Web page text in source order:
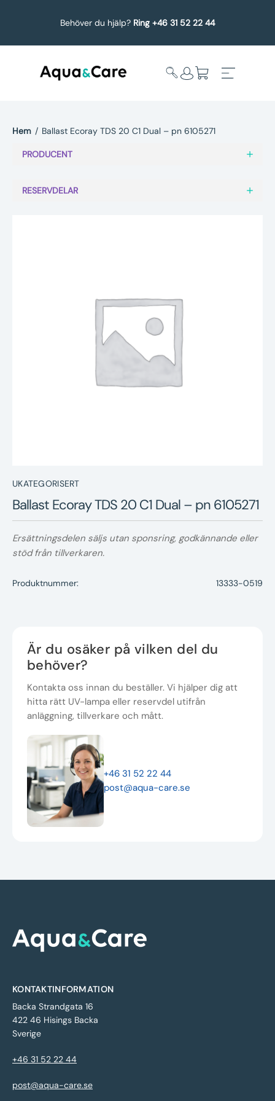
Behöver du hjälp? Ring +46 31 52 22 44
undermeny
Underhållstips
Kontakt
Hem / Ballast Ecoray TDS 20 C1 Dual – pn 6105271
PRODUCENT
RESERVDELAR
UKATEGORISERT
Ballast Ecoray TDS 20 C1 Dual – pn 6105271
Ersättningsdelen säljs utan sponsring, godkännande eller
stöd från tillverkaren.
Produktnummer: 13333-0519
Är du osäker på vilken del du
behöver?
Kontakta oss innan du beställer. Vi hjälper dig att
hitta rätt UV-lampa eller reservdel utifrån
anläggning, tillverkare och mått.
+46 31 52 22 44
post@aqua-care.se
KONTAKTINFORMATION
Backa Strandgata 16
422 46 Hisings Backa
Sverige
+46 31 52 22 44
post@aqua-care.se